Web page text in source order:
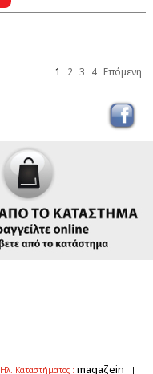
1 2 3 4 Επόμενη
Καταστήματος : magaζein |